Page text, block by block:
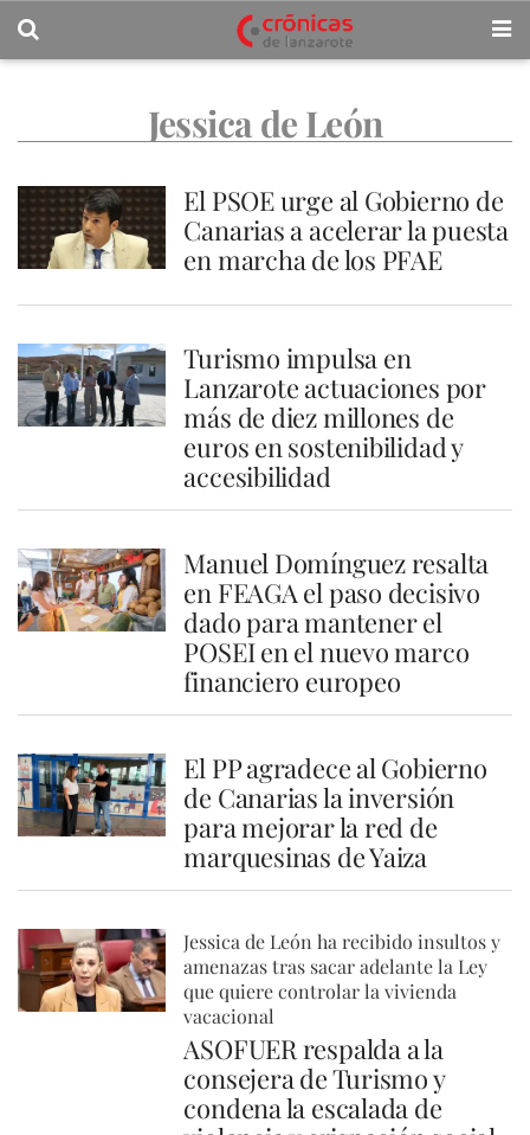
Jessica de León
El PSOE urge al Gobierno de
Canarias a acelerar la puesta
en marcha de los PFAE
Turismo impulsa en
Lanzarote actuaciones por
más de diez millones de
euros en sostenibilidad y
accesibilidad
Manuel Domínguez resalta
en FEAGA el paso decisivo
dado para mantener el
POSEI en el nuevo marco
financiero europeo
El PP agradece al Gobierno
de Canarias la inversión
para mejorar la red de
marquesinas de Yaiza
Jessica de León ha recibido insultos y
amenazas tras sacar adelante la Ley
que quiere controlar la vivienda
vacacional
ASOFUER respalda a la
consejera de Turismo y
condena la escalada de